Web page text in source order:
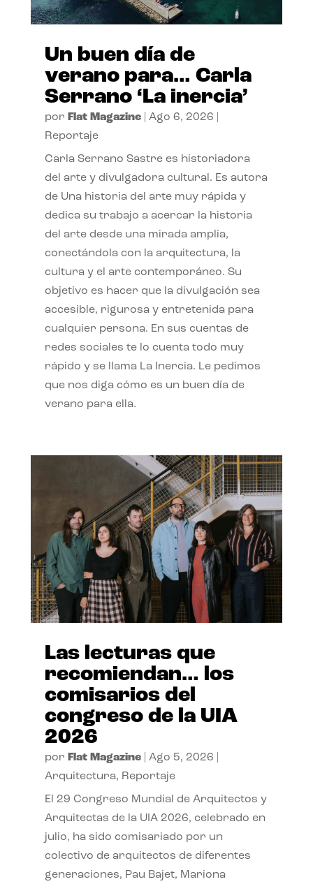
Un buen día de
verano para… Carla
Serrano ‘La inercia’
por Flat Magazine| Ago 6, 2026
Reportaje
Carla Serrano Sastre es historiadora
del arte y divulgadora cultural. Es autora
de Una historia del arte muy rápida y
dedica su trabajo a acercar la historia
del arte desde una mirada amplia,
conectándola con la arquitectura, la
cultura y el arte contemporáneo. Su
objetivo es hacer que la divulgación sea
accesible, rigurosa y entretenida para
cualquier persona. En sus cuentas de
redes sociales te lo cuenta todo muy
rápido y se llama La Inercia. Le pedimos
que nos diga cómo es un buen día de
verano para ella.
Las lecturas que
recomiendan… los
comisarios del
congreso de la UIA
2026
por Flat Magazine| Ago 5, 2026
Arquitectura, Reportaje
El 29 Congreso Mundial de Arquitectos y
Arquitectas de la UIA 2026, celebrado en
julio, ha sido comisariado por un
colectivo de arquitectos de diferentes
generaciones, Pau Bajet, Mariona